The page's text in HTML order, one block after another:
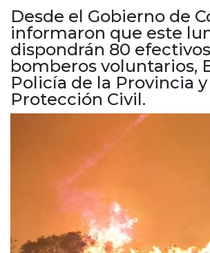
Jesús María y norte
Cruz del Eje
Corredor de
La Carlota y zona
Laboulaye y sur
Bell Ville
Río Tercero
Desde el Gobierno de
informaron que este
dispondrán 80
bomberos voluntarios,
Policía de la Provincia
Protección Civil.